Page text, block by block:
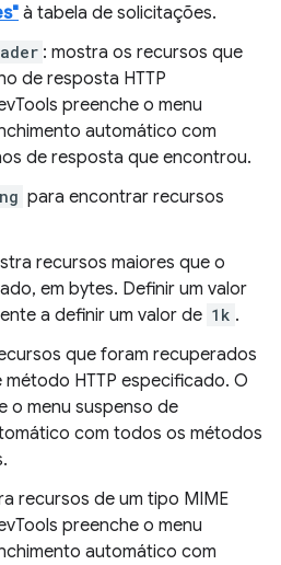
à tabela de solicitações.
: mostra os recursos que
de resposta HTTP
preenche o menu
automático com
de resposta que encontrou.
para encontrar recursos
recursos maiores que o
em bytes. Definir um valor
a definir um valor de 1k .
que foram recuperados
HTTP especificado. O
o menu suspenso de
com todos os métodos
recursos de um tipo MIME
preenche o menu
automático com